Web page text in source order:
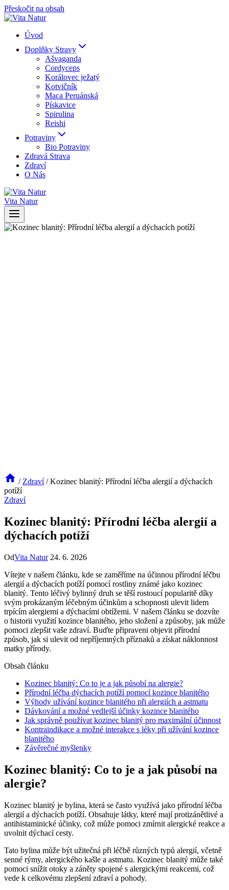
Přeskočit na obsah
Úvod
Doplňky Stravy
Ašvaganda
Cordyceps
Korálovec ježatý
Kotvičník
Maca Peruánská
Pískavice
Spirulina
Reishi
Potraviny
Bio Potraviny
Zdravá Strava
Zdraví
O Nás
Vita Natur
/ Zdraví / Kozinec blanitý: Přírodní léčba alergií a dýchacích
potíží
Zdraví
Kozinec blanitý: Přírodní léčba alergií a
dýchacích potíží
OdVita Natur 24. 6. 2026
Vítejte v našem článku, kde se zaměříme na účinnou přírodní léčbu
alergií a dýchacích potíží pomocí rostliny známé jako kozinec
blanitý. Tento léčivý bylinný druh se těší rostoucí popularitě díky
svým prokázaným léčebným účinkům a schopnosti ulevit lidem
trpícím alergiemi a dýchacími obtížemi. V našem článku se dozvíte
o historii využití kozince blanitého, jeho složení a způsoby, jak může
pomoci zlepšit vaše zdraví. Buďte připraveni objevit přírodní
způsob, jak si ulevit od nepříjemných příznaků a získat náklonnost
matky přírody.
Obsah článku
Kozinec blanitý: Co to je a jak působí na alergie?
Přírodní léčba dýchacích potíží pomocí kozince blanitého
Výhody užívání kozince blanitého při alergiích a astmatu
Dávkování a možné vedlejší účinky kozince blanitého
Jak správně používat kozinec blanitý pro maximální účinnost
Kontraindikace a možné interakce s léky při užívání kozince
blanitého
Závěrečné myšlenky
Kozinec blanitý: Co to je a jak působí na
alergie?
Kozinec blanitý je bylina, která se často využívá jako přírodní léčba
alergií a dýchacích potíží. Obsahuje látky, které mají protizánětlivé a
antihistaminické účinky, což může pomoci zmírnit alergické reakce a
uvolnit dýchací cesty.
Tato bylina může být užitečná při léčbě různých typů alergií, včetně
senné rýmy, alergického kašle a astmatu. Kozinec blanitý může také
pomoci snížit otoky a záněty spojené s alergickými reakcemi, což
vede k celkovému zlepšení zdraví a pohody.